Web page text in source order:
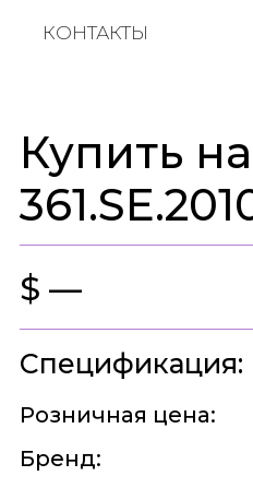
КОНТАКТЫ
Купить
$ —
Спецификация:
Розничная цена:
Бренд: